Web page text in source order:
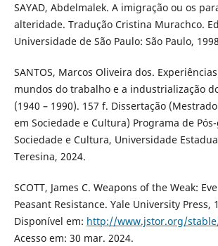
SAYAD, Abdelmalek. A imigração ou os
alteridade. Tradução Cristina Murachco.
Universidade de São Paulo: São Paulo,
SANTOS, Marcos Oliveira dos.
mundos do trabalho e a industrialização
(1940 – 1990). 157 f. Dissertação
em Sociedade e Cultura) Programa de
Sociedade e Cultura, Universidade
Teresina, 2024.
SCOTT, James C. Weapons of the Weak:
Peasant Resistance. Yale University Press,
Disponível em: http://www.jstor.org/
Acesso em: 30 mar. 2024.